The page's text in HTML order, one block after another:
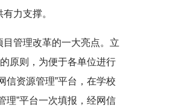
力支撑。
管理改革的一大亮点。立
原则，为便于各单位进行
信资源管理”平台，在学校
理”平台一次填报，经网信